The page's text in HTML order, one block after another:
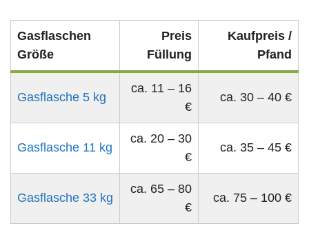
Gasflaschen
Größe
Preis
Füllung
Kaufpreis /
Pfand
Gasflasche 5 kg
ca. 11 – 16
€
ca. 30 – 40 €
Gasflasche 11 kg
ca. 20 – 30
€
ca. 35 – 45 €
Gasflasche 33 kg
ca. 65 – 80
€
ca. 75 – 100 €